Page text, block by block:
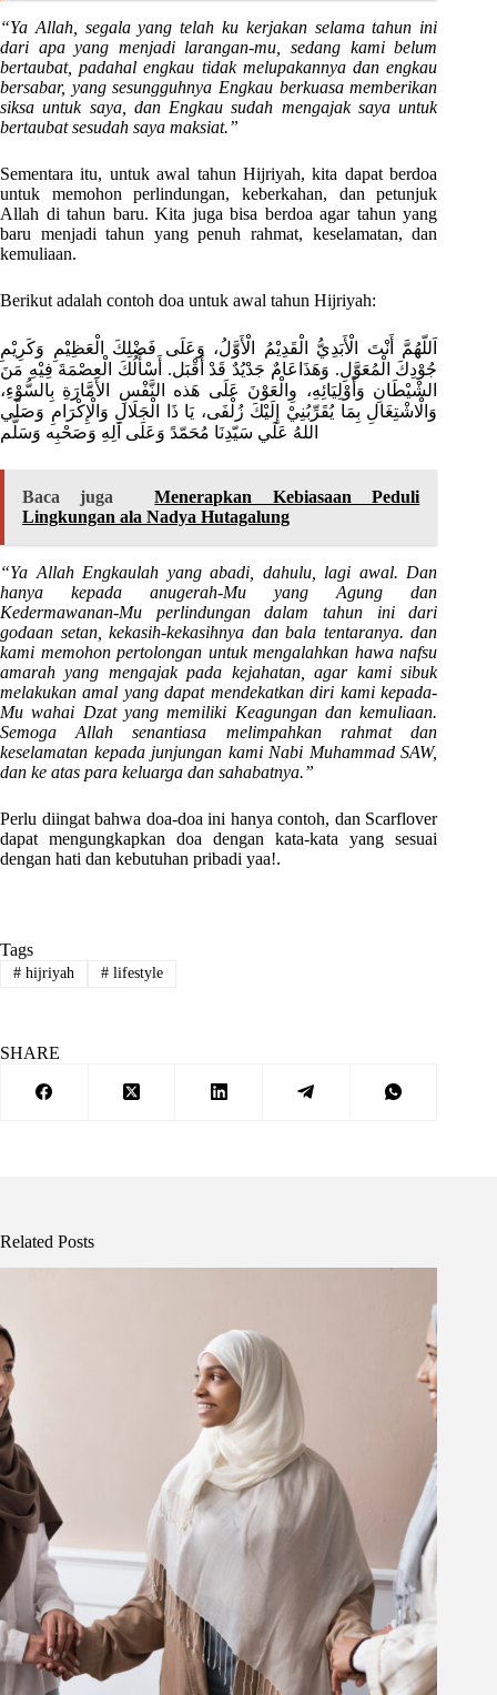
“Ya Allah, segala yang telah ku kerjakan selama tahun ini
dari apa yang menjadi larangan-mu, sedang kami belum
bertaubat, padahal engkau tidak melupakannya dan engkau
bersabar, yang sesungguhnya Engkau berkuasa memberikan
siksa untuk saya, dan Engkau sudah mengajak saya untuk
bertaubat sesudah saya maksiat.”
Sementara itu, untuk awal tahun Hijriyah, kita dapat berdoa
untuk memohon perlindungan, keberkahan, dan petunjuk
Allah di tahun baru. Kita juga bisa berdoa agar tahun yang
baru menjadi tahun yang penuh rahmat, keselamatan, dan
kemuliaan.
Berikut adalah contoh doa untuk awal tahun Hijriyah:
اَللّهُمَّ أَنْتَ الْأَبَدِيُّ الْقَدِيْمُ الْأَوَّلُ، وَعَلَى فَضْلِكَ الْعَظِيْمِ وَكَرِيْمِ
جُوْدِكَ الْمُعَوَّلِ. وَهَذَاعَامٌ جَدْيُدٌ قَدْ أَقْبَل. أَسْأَلُكَ الْعِصْمَةَ فِيْهِ مَنَ
الشْيْطَانِ وَأَوْلِيَائِهِ، وِالْعَوْنَ عَلَى هَذه النَّفْسِ الأَمَّارَةِ بِالسُّوْءِ،
وَالْاشْتِغَالِ بِمَا يُقَرِّبُنِيْ إِلَيْكَ زُلْفَى، يَا ذَا الْجَلَالِ وَالْإِكْرَامِ وَصَلَّي
اللهُ عَلَي سَيّدِنَا مُحَمّدً وَعَلَى اَلِهِ وَصَحْبِه وَسَلَّم
Baca juga
Menerapkan Kebiasaan Peduli
Lingkungan ala Nadya Hutagalung
“Ya Allah Engkaulah yang abadi, dahulu, lagi awal. Dan
hanya kepada anugerah-Mu yang Agung dan
Kedermawanan-Mu perlindungan dalam tahun ini dari
godaan setan, kekasih-kekasihnya dan bala tentaranya. dan
kami memohon pertolongan untuk mengalahkan hawa nafsu
amarah yang mengajak pada kejahatan, agar kami sibuk
melakukan amal yang dapat mendekatkan diri kami kepada-
Mu wahai Dzat yang memiliki Keagungan dan kemuliaan.
Semoga Allah senantiasa melimpahkan rahmat dan
keselamatan kepada junjungan kami Nabi Muhammad SAW,
dan ke atas para keluarga dan sahabatnya.”
Perlu diingat bahwa doa-doa ini hanya contoh, dan Scarflover
dapat mengungkapkan doa dengan kata-kata yang sesuai
dengan hati dan kebutuhan pribadi yaa!.
Tags
#hijriyah #lifestyle
SHARE
Related Posts